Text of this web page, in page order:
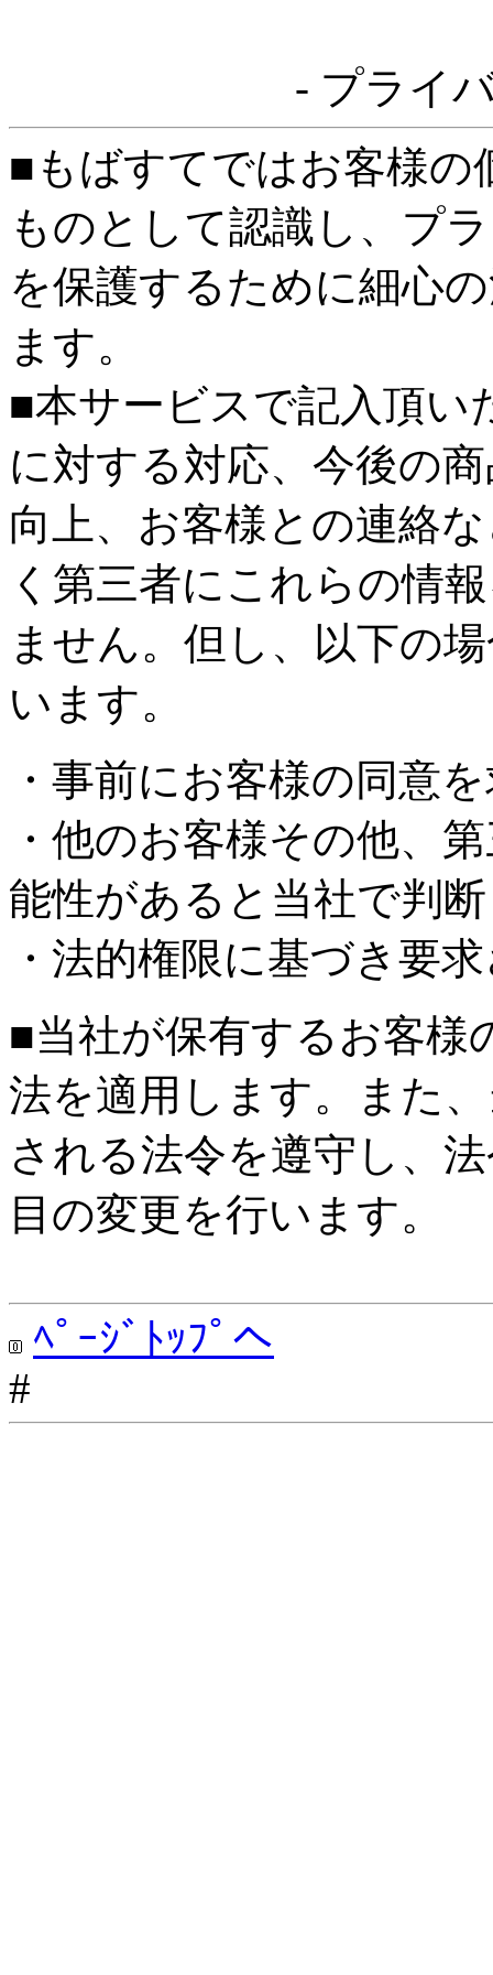
- プライ
■もばすてではお客様の
ものとして認識し、プ
を保護するために細心
ます。
■本サービスで記入頂い
に対する対応、今後の
向上、お客様との連絡
く第三者にこれらの情
ません。但し、以下の
います。
・事前にお客様の同意
・他のお客様その他、
能性があると当社で判
・法的権限に基づき要
■当社が保有するお客様
法を適用します。また
される法令を遵守し、
目の変更を行います。
ﾍﾟｰｼﾞﾄｯﾌﾟへ
#